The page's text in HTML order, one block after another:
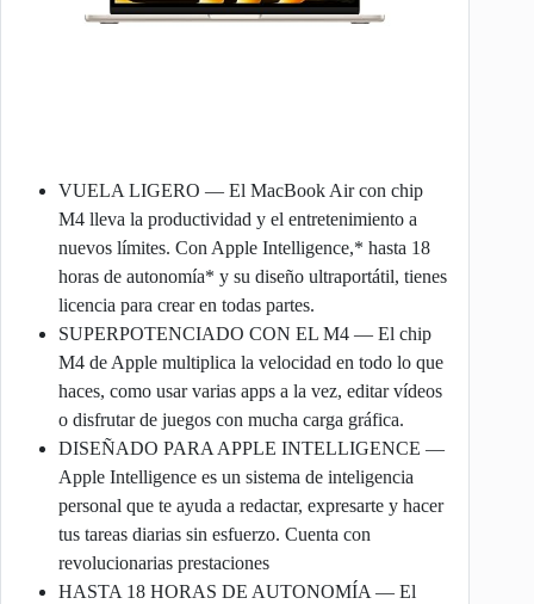
VUELA LIGERO — El MacBook Air con chip
M4 lleva la productividad y el entretenimiento a
nuevos límites. Con Apple Intelligence,* hasta 18
horas de autonomía* y su diseño ultraportátil, tienes
licencia para crear en todas partes.
SUPERPOTENCIADO CON EL M4 — El chip
M4 de Apple multiplica la velocidad en todo lo que
haces, como usar varias apps a la vez, editar vídeos
o disfrutar de juegos con mucha carga gráfica.
DISEÑADO PARA APPLE INTELLIGENCE —
Apple Intelligence es un sistema de inteligencia
personal que te ayuda a redactar, expresarte y hacer
tus tareas diarias sin esfuerzo. Cuenta con
revolucionarias prestaciones
HASTA 18 HORAS DE AUTONOMÍA — El